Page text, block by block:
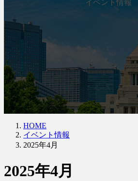
イベント情報
HOME
イベント情報
2025年4月
2025年4月